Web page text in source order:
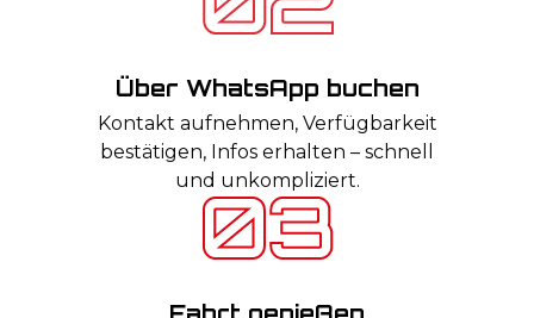
Über WhatsApp buchen
Kontakt aufnehmen, Verfügbarkeit
bestätigen, Infos erhalten – schnell
und unkompliziert.